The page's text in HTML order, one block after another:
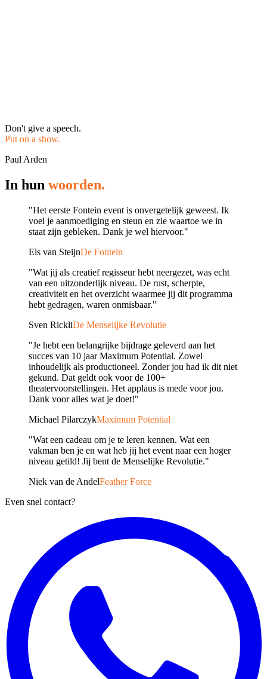
Don't give a speech.
Put on a show.
Paul Arden
In hun woorden.
"Het eerste Fontein event is onvergetelijk geweest. Ik
voel je aanmoediging en steun en zie waartoe we in
staat zijn gebleken. Dank je wel hiervoor."
Els van SteijnDe Fontein
"Wat jij als creatief regisseur hebt neergezet, was echt
van een uitzonderlijk niveau. De rust, scherpte,
creativiteit en het overzicht waarmee jij dit programma
hebt gedragen, waren onmisbaar."
Sven RickliDe Menselijke Revolutie
"Je hebt een belangrijke bijdrage geleverd aan het
succes van 10 jaar Maximum Potential. Zowel
inhoudelijk als productioneel. Zonder jou had ik dit niet
gekund. Dat geldt ook voor de 100+
theatervoorstellingen. Het applaus is mede voor jou.
Dank voor alles wat je doet!"
Michael PilarczykMaximum Potential
"Wat een cadeau om je te leren kennen. Wat een
vakman ben je en wat heb jij het event naar een hoger
niveau getild! Jij bent de Menselijke Revolutie."
Niek van de AndelFeather Force
Even snel contact?